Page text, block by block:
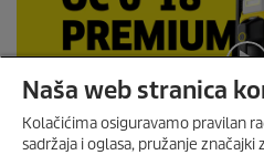
Naša web stranica
Kolačićima osiguravamo pravilan
sadržaja i oglasa, pružanje